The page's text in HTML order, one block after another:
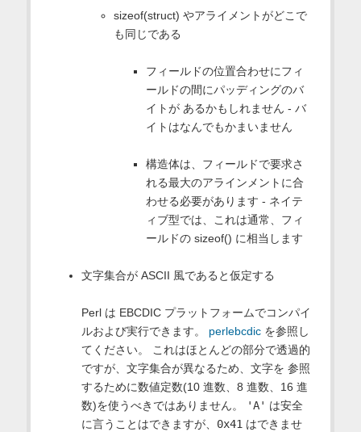
sizeof(struct) やアライメントがどこで
も同じである
フィールドの位置合わせにフィ
ールドの間にパッディングのバ
イトが あるかもしれません - バ
イトはなんでもかまいません
構造体は、フィールドで要求さ
れる最大のアラインメントに合
わせる必要があります - ネイテ
ィブ型では、これは通常、フィ
ールドの sizeof() に相当します
文字集合が ASCII 風であると仮定する
Perl は EBCDIC プラットフォームでコンパイ
ルおよび実行できます。 perlebcdicを参照し
てください。 これはほとんどの部分で透過的
ですが、文字集合が異なるため、文字を 参照
するために数値定数(10 進数、8 進数、16 進
数)を使うべきではありません。
'A' は安全
に言うことはできますが、 0x41 はできませ